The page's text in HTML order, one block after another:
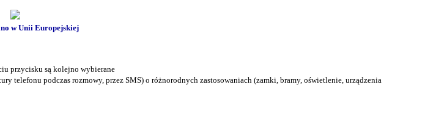
w Unii Europejskiej
przycisku są kolejno wybierane
telefonu podczas rozmowy, przez SMS) o różnorodnych zastosowaniach (zamki, bramy, oświetlenie, urządzenia